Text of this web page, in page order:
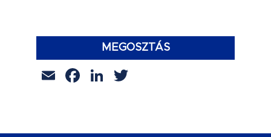
MEGOSZTÁS
EmailFacebook
LinkedIn